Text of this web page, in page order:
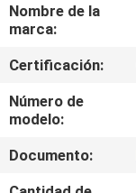
VISITA
A
LA
FÁBRICA
Nombre de la
marca:
Certificación:
Número de
modelo:
Documento: